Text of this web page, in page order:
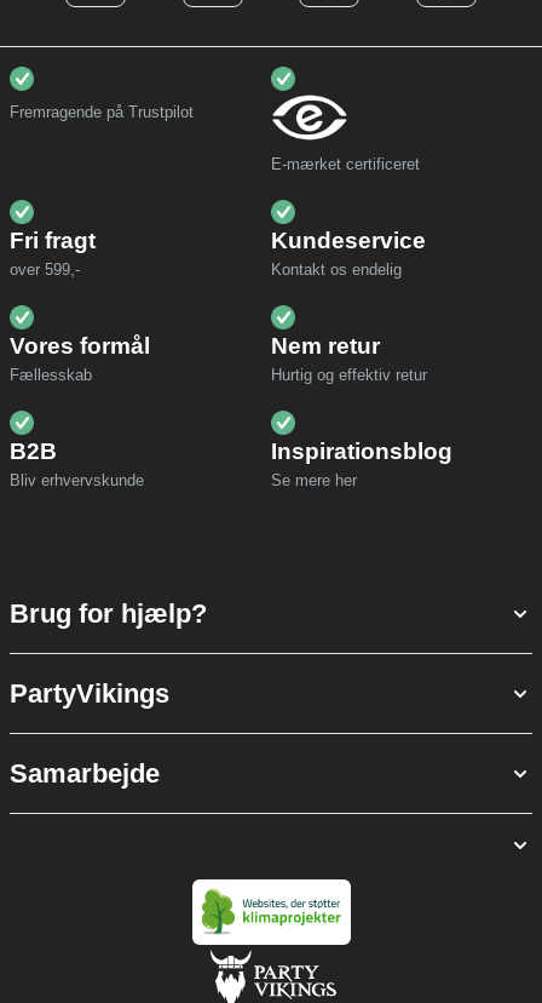
Fremragende på Trustpilot
E-mærket certificeret
Fri fragt
over 599,-
Kundeservice
Kontakt os endelig
Vores formål
Fællesskab
Nem retur
Hurtig og effektiv retur
B2B
Bliv erhvervskunde
Inspirationsblog
Se mere her
Brug for hjælp?
PartyVikings
Samarbejde